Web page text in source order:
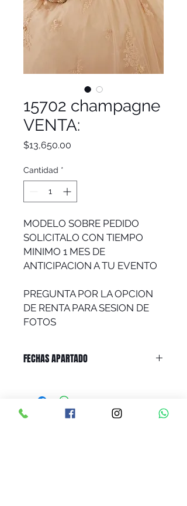
15702 champagne
VENTA:
$13,650.00
Cantidad *
MODELO SOBRE PEDIDO
SOLICITALO CON TIEMPO
MINIMO 1 MES DE
ANTICIPACION A TU EVENTO
PREGUNTA POR LA OPCION
DE RENTA PARA SESION DE
FOTOS
FECHAS APARTADO